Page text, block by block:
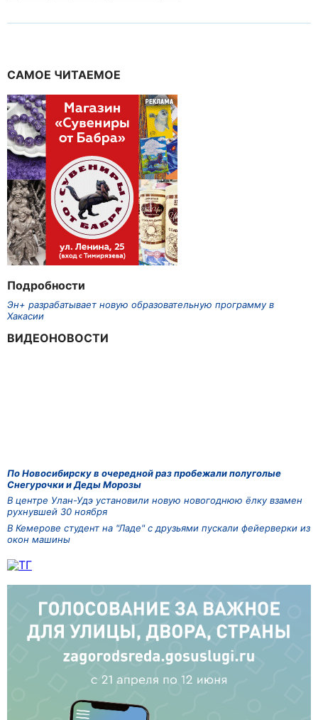
САМОЕ ЧИТАЕМОЕ
Подробности
Эн+ разрабатывает новую образовательную программу в
Хакасии
ВИДЕОНОВОСТИ
По Новосибирску в очередной раз пробежали полуголые
Снегурочки и Деды Морозы
В центре Улан-Удэ установили новую новогоднюю ёлку взамен
рухнувшей 30 ноября
В Кемерове студент на "Ладе" с друзьями пускали фейерверки из
окон машины